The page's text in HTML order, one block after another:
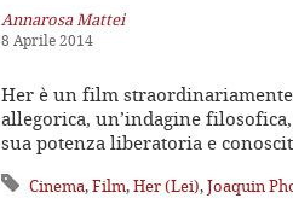
Annarosa Mattei
8 Aprile 2014
Her è un film
allegorica, un’indagine
sua potenza liberatoria e
Cinema,Film,Her (Lei),Joaquin